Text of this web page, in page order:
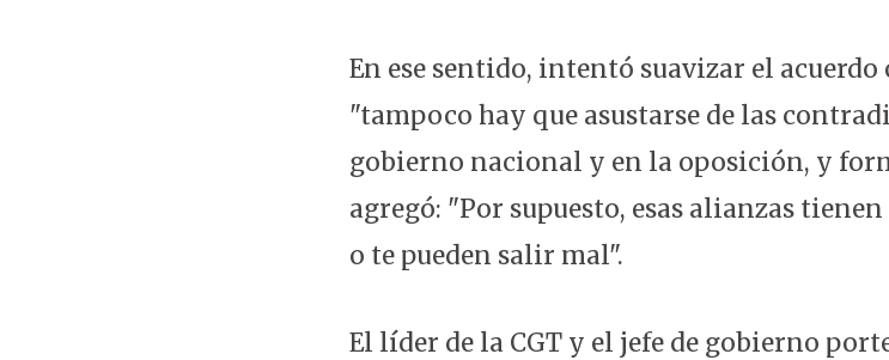
En ese sentido, intentó suavizar el
"tampoco hay que asustarse de las
gobierno nacional y en la oposición, y
agregó: "Por supuesto, esas alianzas
o te pueden salir mal".
El líder de la CGT y el jefe de gobierno